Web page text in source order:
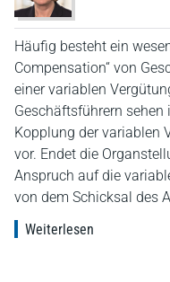
Häufig besteht ein
Compensation“ von
einer variablen
Geschäftsführern
Kopplung der variablen
vor. Endet die
Anspruch auf die
von dem Schicksal des
Weiterlesen